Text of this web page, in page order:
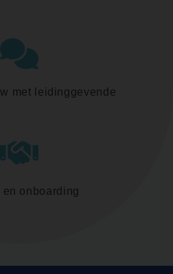
met leidinggevende
en onboarding